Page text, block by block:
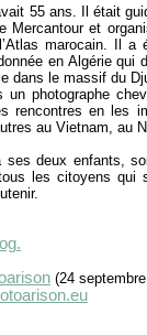
55 ans. Il était
Mercantour et
marocain. Il
en Algérie
dans le massif du
un photographe
rencontres en les
au Vietnam, au
ses deux enfants,
les citoyens qui
(24